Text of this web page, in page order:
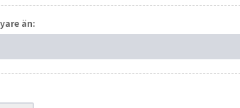
än: